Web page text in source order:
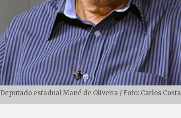
Deputado estadual Mané de Oliveira / Foto: Carlos Costa